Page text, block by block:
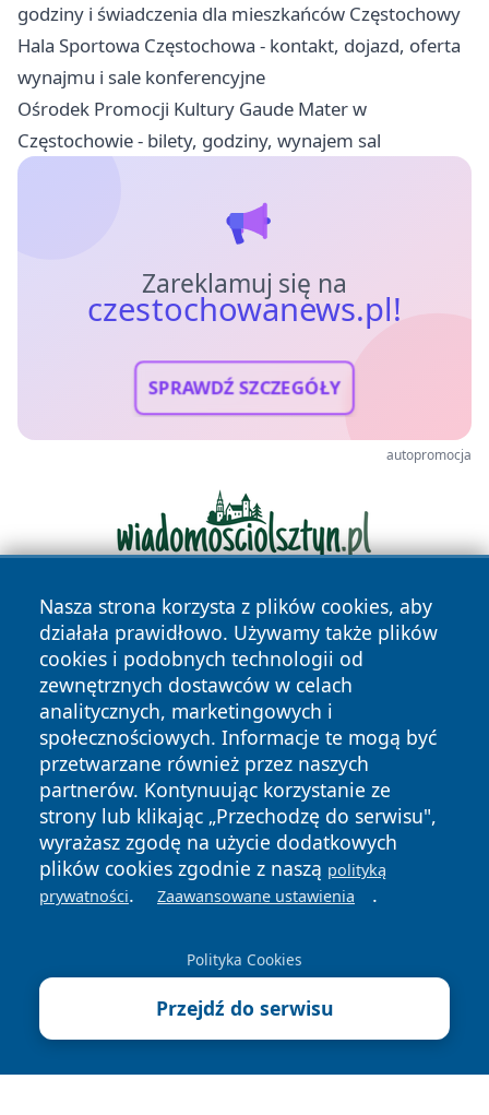
godziny i świadczenia dla mieszkańców Częstochowy
Hala Sportowa Częstochowa - kontakt, dojazd, oferta
wynajmu i sale konferencyjne
Ośrodek Promocji Kultury Gaude Mater w
Częstochowie - bilety, godziny, wynajem sal
Zareklamuj się na
czestochowanews.pl!
SPRAWDŹ SZCZEGÓŁY
autopromocja
Nasza strona korzysta z plików cookies, aby
działała prawidłowo. Używamy także plików
cookies i podobnych technologii od
zewnętrznych dostawców w celach
analitycznych, marketingowych i
społecznościowych. Informacje te mogą być
przetwarzane również przez naszych
partnerów. Kontynuując korzystanie ze
strony lub klikając „Przechodzę do serwisu",
wyrażasz zgodę na użycie dodatkowych
plików cookies zgodnie z naszą polityką
prywatności. Zaawansowane ustawienia .
Polityka Cookies
Przejdź do serwisu
Copyright © 2026 czestochowanews.pl Wszystkie prawa
zastrzeżone.
News Autorzy
Polityka
Prywatności
Polityka
Cookies